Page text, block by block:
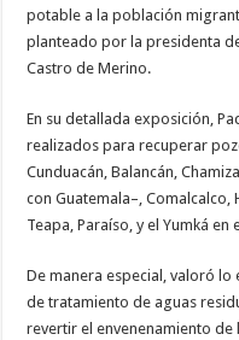
potable a la población
planteado por la presidenta
Castro de Merino.
En su detallada exposición,
realizados para recuperar
Cunduacán, Balancán,
con Guatemala–, Comalcalco,
Teapa, Paraíso, y el Yumká
De manera especial, valoró
de tratamiento de aguas
revertir el envenenamiento de